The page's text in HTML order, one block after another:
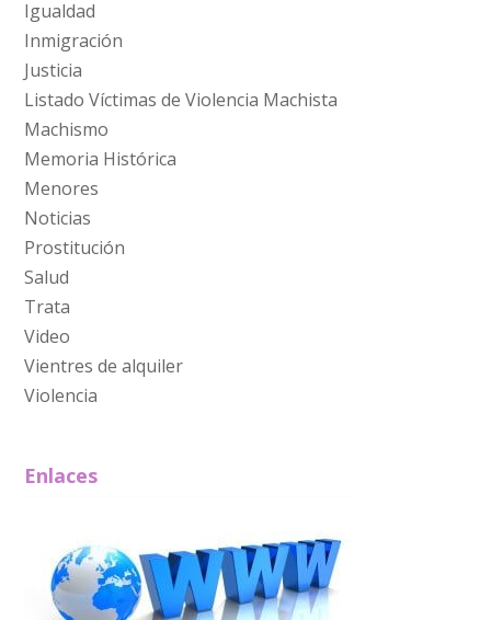
Igualdad
Inmigración
Justicia
Listado Víctimas de Violencia Machista
Machismo
Memoria Histórica
Menores
Noticias
Prostitución
Salud
Trata
Video
Vientres de alquiler
Violencia
Enlaces